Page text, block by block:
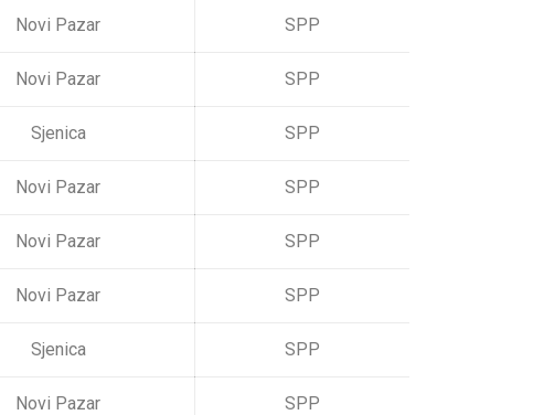
Novi Pazar SPP
Novi Pazar SPP
Sjenica SPP
Novi Pazar SPP
Novi Pazar SPP
Novi Pazar SPP
Sjenica SPP
Novi Pazar SPP